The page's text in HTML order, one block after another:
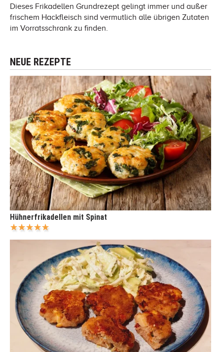
Dieses Frikadellen Grundrezept gelingt immer und außer
frischem Hackfleisch sind vermutlich alle übrigen Zutaten
im Vorratsschrank zu finden.
NEUE REZEPTE
Hühnerfrikadellen mit Spinat